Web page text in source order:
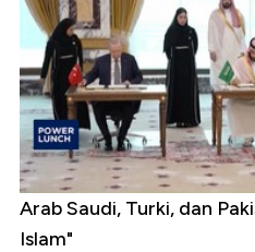
Arab Saudi, Turki, dan
Islam"